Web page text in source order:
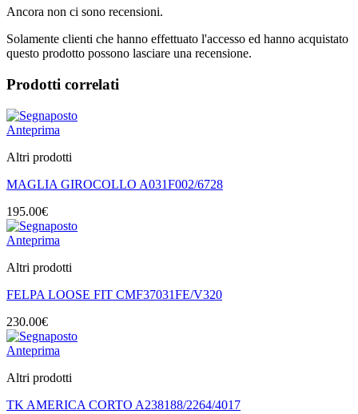
Ancora non ci sono recensioni.
Solamente clienti che hanno effettuato l'accesso ed hanno acquistato
questo prodotto possono lasciare una recensione.
Prodotti correlati
Anteprima
Altri prodotti
MAGLIA GIROCOLLO A031F002/6728
195.00€
Anteprima
Altri prodotti
FELPA LOOSE FIT CMF37031FE/V320
230.00€
Anteprima
Altri prodotti
TK AMERICA CORTO A238188/2264/4017